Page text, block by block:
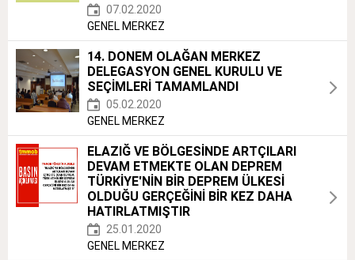
07.02.2020
GENEL MERKEZ
14. DONEM OLAĞAN MERKEZ
DELEGASYON GENEL KURULU VE
SEÇİMLERİ TAMAMLANDI
05.02.2020
GENEL MERKEZ
ELAZIĞ VE BÖLGESİNDE ARTÇILARI
DEVAM ETMEKTE OLAN DEPREM
TÜRKİYE'NİN BİR DEPREM ÜLKESİ
OLDUĞU GERÇEĞİNİ BİR KEZ DAHA
HATIRLATMIŞTIR
25.01.2020
GENEL MERKEZ